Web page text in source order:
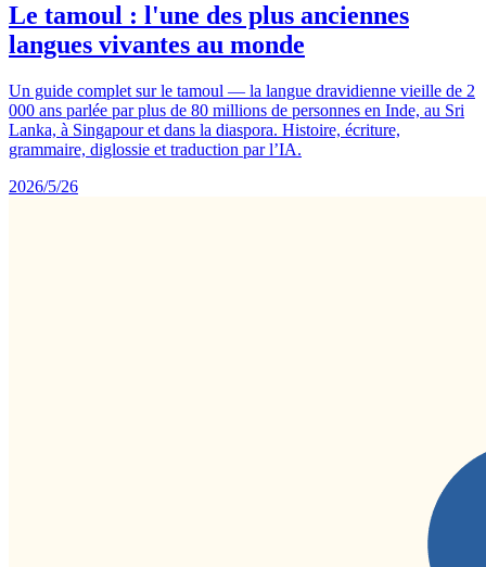
Le tamoul : l'une des plus anciennes
langues vivantes au monde
Un guide complet sur le tamoul — la langue dravidienne vieille de 2
000 ans parlée par plus de 80 millions de personnes en Inde, au Sri
Lanka, à Singapour et dans la diaspora. Histoire, écriture,
grammaire, diglossie et traduction par l’IA.
2026/5/26